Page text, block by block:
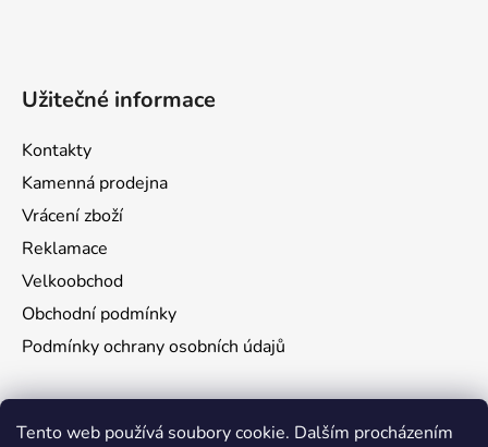
Tento web používá soubory cookie. Dalším procházením
Užitečné informace
Kontakty
Kamenná prodejna
Vrácení zboží
Reklamace
Velkoobchod
Obchodní podmínky
Podmínky ochrany osobních údajů
Aktuality